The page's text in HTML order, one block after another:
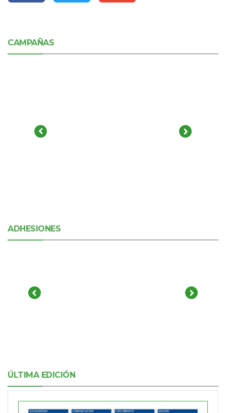
CAMPAÑAS
ADHESIONES
ÚLTIMA EDICIÓN